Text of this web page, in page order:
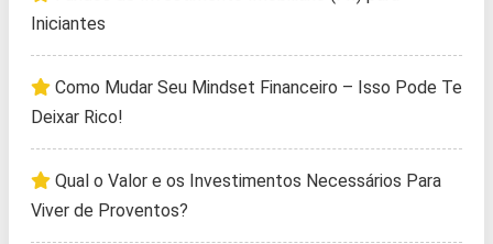
Iniciantes
Como Mudar Seu Mindset Financeiro – Isso Pode Te
Deixar Rico!
Qual o Valor e os Investimentos Necessários Para
Viver de Proventos?